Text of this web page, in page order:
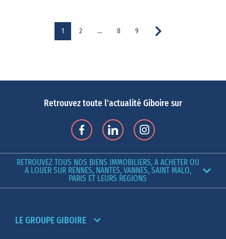
1 2 … 8 9
Retrouvez toute l'actualité Giboire sur
RETROUVEZ TOUS NOS BIENS IMMOBILIERS, A ACHETER OU
A LOUER SUR RENNES, NANTES, VANNES, SAINT MALO,
PARIS ET LEURS REGIONS
LE GROUPE GIBOIRE